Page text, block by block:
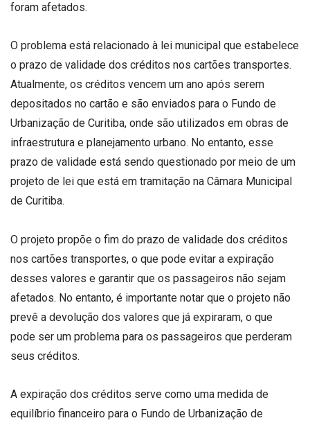
foram afetados.
O problema está relacionado à lei municipal que estabelece
o prazo de validade dos créditos nos cartões transportes.
Atualmente, os créditos vencem um ano após serem
depositados no cartão e são enviados para o Fundo de
Urbanização de Curitiba, onde são utilizados em obras de
infraestrutura e planejamento urbano. No entanto, esse
prazo de validade está sendo questionado por meio de um
projeto de lei que está em tramitação na Câmara Municipal
de Curitiba.
O projeto propõe o fim do prazo de validade dos créditos
nos cartões transportes, o que pode evitar a expiração
desses valores e garantir que os passageiros não sejam
afetados. No entanto, é importante notar que o projeto não
prevê a devolução dos valores que já expiraram, o que
pode ser um problema para os passageiros que perderam
seus créditos.
A expiração dos créditos serve como uma medida de
equilíbrio financeiro para o Fundo de Urbanização de